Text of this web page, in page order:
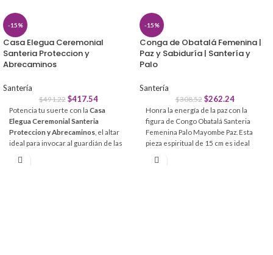
-15%
Casa Elegua Ceremonial
Santeria Proteccion y
Abrecaminos
Santería
$491.22 $417.54
Potencia tu suerte con la Casa
Elegua Ceremonial Santeria
Proteccion y Abrecaminos , el altar
ideal para invocar al guardián de las
energía.
-15%
Conga de Obatalá Femenina |
Paz y Sabiduría | Santería y
Palo
Santería
$308.52 $262.24
Honra la energía de la paz con la
figura de Congo Obatalá Santeria
Femenina Palo Mayombe Paz. Esta
pieza espiritual de 15 cm es ideal
claridad mental y equilibrio.